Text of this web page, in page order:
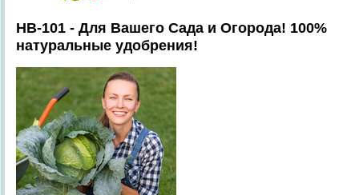
HB-101 - Для Вашего Сада и Огорода! 100%
натуральные удобрения!